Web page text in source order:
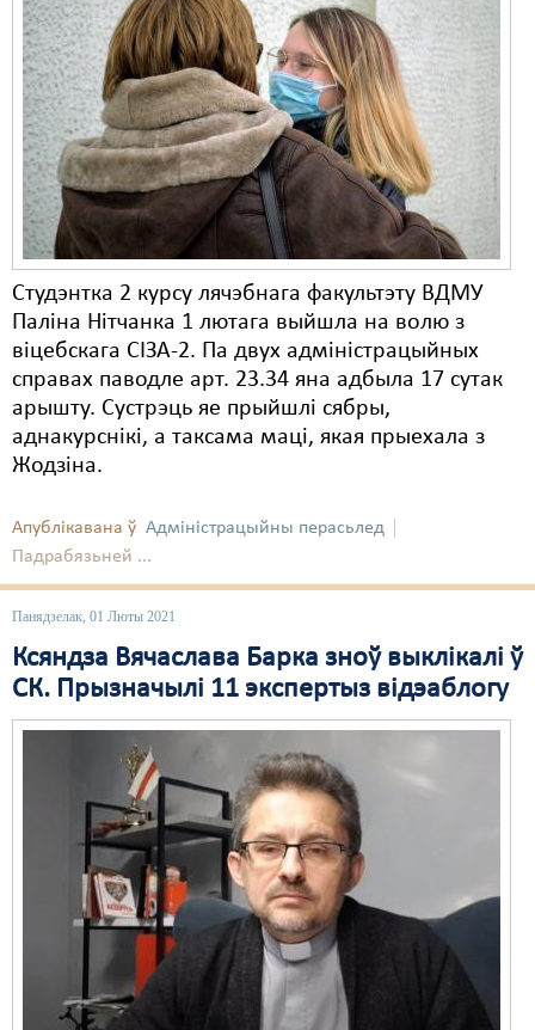
Студэнтка 2 курсу лячэбнага факультэту ВДМУ
Паліна Нітчанка 1 лютага выйшла на волю з
віцебскага СІЗА-2. Па двух адміністрацыйных
справах паводле арт. 23.34 яна адбыла 17 сутак
арышту. Сустрэць яе прыйшлі сябры,
аднакурснікі, а таксама маці, якая прыехала з
Жодзіна.
Апублікавана ў Адміністрацыйны перасьлед
Падрабязьней ...
Панядзелак, 01 Люты 2021
Ксяндза Вячаслава Барка зноў выклікалі ў
СК. Прызначылі 11 экспертыз відэаблогу